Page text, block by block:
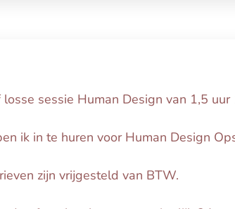
losse sessie Human Design van 1,5 uur
ik in te huren voor Human Design
zijn vrijgesteld van BTW.